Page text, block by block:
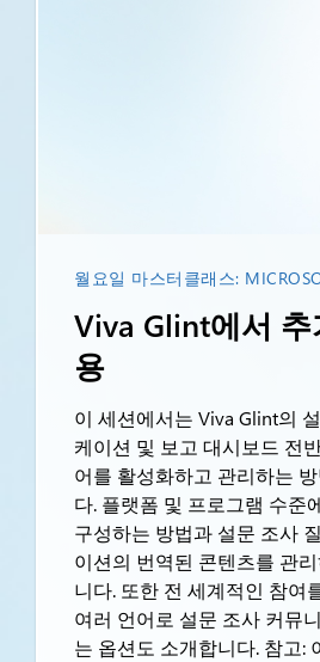
월요일 마스터클래스:
Viva Glint에서
용
이 세션에서는 Viva Glint의
케이션 및 보고 대시보드 전
어를 활성화하고 관리하는
다. 플랫폼 및 프로그램 수준
구성하는 방법과 설문 조사
이션의 번역된 콘텐츠를 관
니다. 또한 전 세계적인 참여
여러 언어로 설문 조사 커뮤
는 옵션도 소개합니다. 참고: